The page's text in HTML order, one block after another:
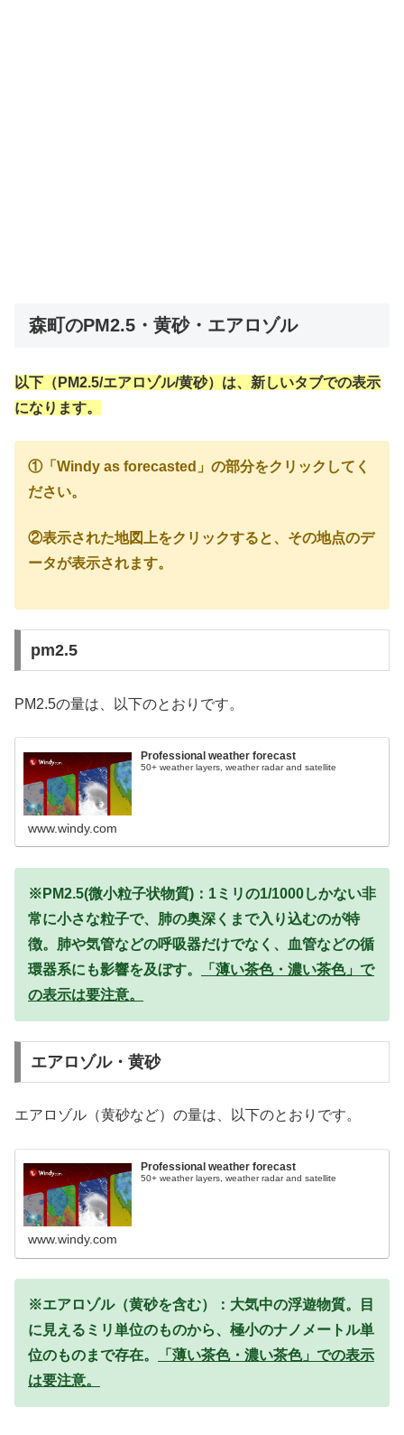
森町のPM2.5・黄砂・エアロゾル
以下（PM2.5/エアロゾル/黄砂）は、新しいタブでの表示
になります。
①「Windy as forecasted」の部分をクリックしてく
ださい。
②表示された地図上をクリックすると、その地点のデ
ータが表示されます。
pm2.5
PM2.5の量は、以下のとおりです。
Professional weather forecast
50+ weather layers, weather radar and satellite
www.windy.com
※PM2.5(微小粒子状物質)：1ミリの1/1000しかない非
常に小さな粒子で、肺の奥深くまで入り込むのが特
徴。肺や気管などの呼吸器だけでなく、血管などの循
環器系にも影響を及ぼす。
「薄い茶色・濃い茶色」で
の表示は要注意。
エアロゾル・黄砂
エアロゾル（黄砂など）の量は、以下のとおりです。
Professional weather forecast
50+ weather layers, weather radar and satellite
www.windy.com
※エアロゾル（黄砂を含む）：大気中の浮遊物質。目
に見えるミリ単位のものから、極小のナノメートル単
位のものまで存在。
「薄い茶色・濃い茶色」での表示
は要注意。